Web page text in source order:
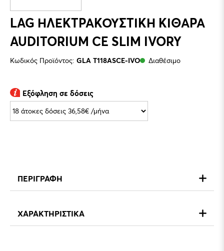
LAG ΗΛΕΚΤΡΑΚΟΥΣΤΙΚΗ ΚΙΘΑΡΑ
AUDITORIUM CE SLIM IVORY
Κωδικός Προϊόντος: GLA T118ASCE-IVO Διαθέσιμο
Εξόφληση σε δόσεις
ΠΕΡΙΓΡΑΦΗ
ΧΑΡΑΚΤΗΡΙΣΤΙΚΑ